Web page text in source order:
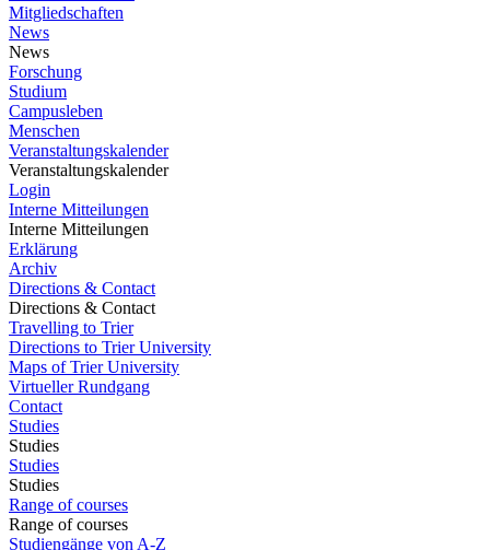
Mitgliedschaften
News
News
Forschung
Studium
Campusleben
Menschen
Veranstaltungskalender
Veranstaltungskalender
Login
Interne Mitteilungen
Interne Mitteilungen
Erklärung
Archiv
Directions & Contact
Directions & Contact
Travelling to Trier
Directions to Trier University
Maps of Trier University
Virtueller Rundgang
Contact
Studies
Studies
Studies
Studies
Range of courses
Range of courses
Studiengänge von A-Z